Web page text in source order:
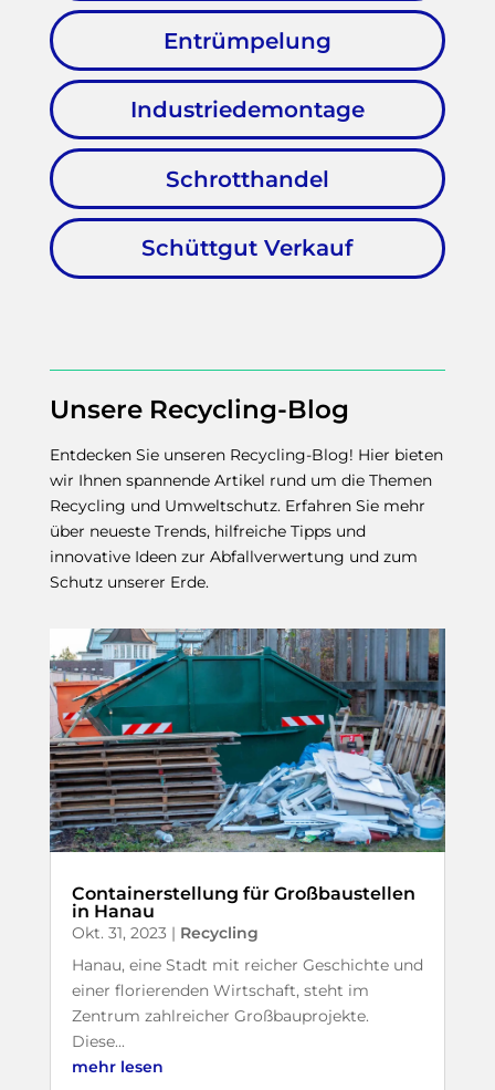
Entrümpelung
Industriedemontage
Schrotthandel
Schüttgut Verkauf
Unsere Recycling-Blog
Entdecken Sie unseren Recycling-Blog! Hier bieten
wir Ihnen spannende Artikel rund um die Themen
Recycling und Umweltschutz. Erfahren Sie mehr
über neueste Trends, hilfreiche Tipps und
innovative Ideen zur Abfallverwertung und zum
Schutz unserer Erde.
Containerstellung für Großbaustellen
in Hanau
Okt. 31, 2023| Recycling
Hanau, eine Stadt mit reicher Geschichte und
einer florierenden Wirtschaft, steht im
Zentrum zahlreicher Großbauprojekte.
Diese...
mehr lesen